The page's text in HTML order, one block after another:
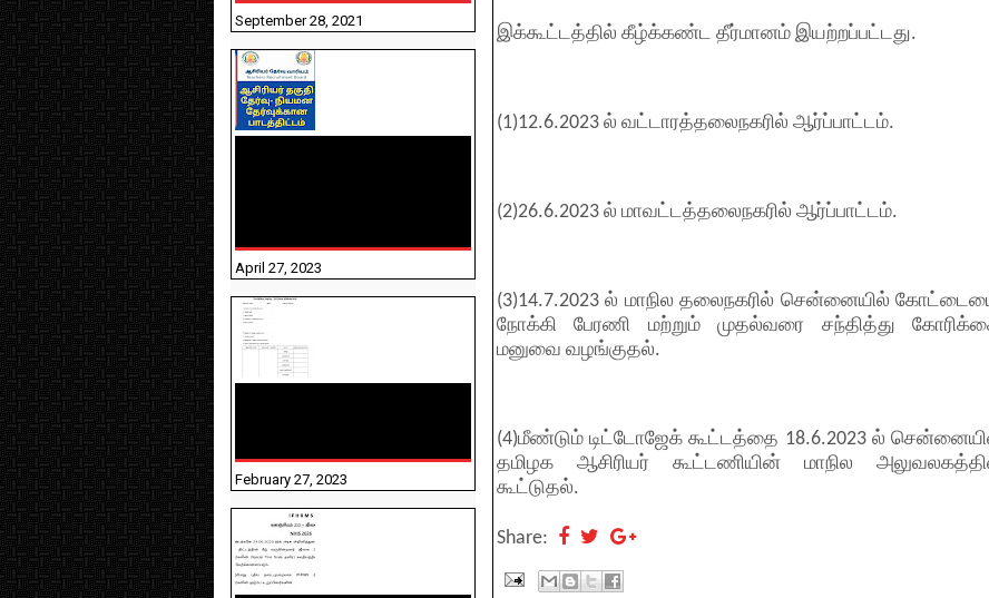
இக்கூட்டத்தில் கீழ்க்கண்ட தீர்மானம் இயற்றப்பட்டது.
(1)12.6.2023 ல் வட்டாரத்தலைநகரில் ஆர்ப்பாட்டம்.
(2)26.6.2023 ல் மாவட்டத்தலைநகரில் ஆர்ப்பாட்டம்.
(3)14.7.2023 ல் மாநில தலைநகரில் சென்னையில்
நோக்கி பேரணி மற்றும் முதல்வரை சந்தித்து
மனுவை வழங்குதல்.
(4)மீண்டும் டிட்டோஜேக் கூட்டத்தை 18.6.2023 ல்
தமிழக ஆசிரியர் கூட்டணியின் மாநில
கூட்டுதல்.
Share:
September 28, 2021
April 27, 2023
February 27, 2023